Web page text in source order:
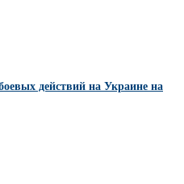
действий на Украине на